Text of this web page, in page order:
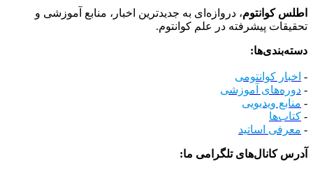
اطلس کوانتوم، دروازه‌ای به جدیدترین اخبار، منابع آموزشی و
تحقیقات پیشرفته در علم کوانتوم.
دسته‌بندی‌ها:
- اخبار کوانتومی
- دوره‌های آموزشی
- منابع ویدیویی
- کتاب‌ها
- معرفی اساتید
آدرس کانال‌های تلگرامی ما: